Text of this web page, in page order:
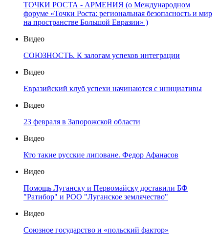
ТОЧКИ РОСТА - АРМЕНИЯ (о Международном
форуме «Точки Роста: региональная безопасность и мир
на пространстве Большой Евразии» )
Видео
СОЮЗНОСТЬ. К залогам успехов интеграции
Видео
Евразийский клуб успехи начинаются с инициативы
Видео
23 февраля в Запорожской области
Видео
Кто такие русские липоване. Федор Афанасов
Видео
Помощь Луганску и Первомайску доставили БФ
"Ратибор" и РОО "Луганское землячество"
Видео
Союзное государство и «польский фактор»